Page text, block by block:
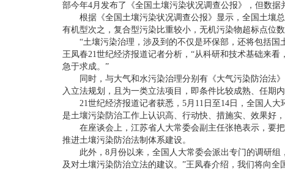
部今年4月发布了《全国土壤污染状况调查公报》，但数
根据《全国土壤污染状况调查公报》显示，全国土壤总
有机型次之，复合型污染比重较小，无机污染物超标点位
“土壤污染治理，涉及到的不仅是环保部，还将包括国
王凤春21世纪经济报道记者分析，“从科研和技术基础来
急于求成。”
同时，与大气和水污染治理分别有《大气污染防治法》
入立法规划，且为一类立法项目，即条件比较成熟、任期
21世纪经济报道记者获悉，5月11日至14日，全国人大
是土壤污染防治工作上认识高、行动快、措施实、效果好
在座谈会上，江苏省人大常委会副主任张艳表示，要把
推进土壤污染防治法制体系建设。
此外，8月份以来，全国人大常委会派出专门的调研组
及对土壤污染防治立法的建议。”王凤春介绍，我们将向全